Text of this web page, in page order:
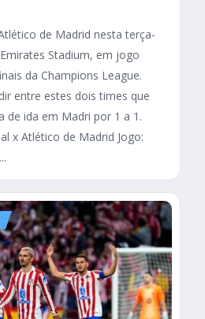
de Madrid nesta terça-
Stadium, em jogo
da Champions League.
entre estes dois times que
de ida em Madri por 1 a 1.
x Atlético de Madrid Jogo: